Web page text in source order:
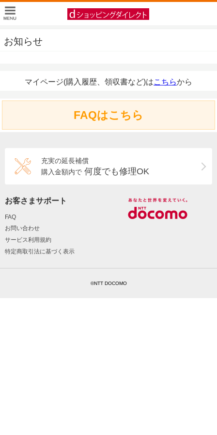
お知らせ
マイページ(購入履歴、領収書など)はこちらから
FAQはこちら
充実の延長補償
購入金額内で 何度でも修理OK
お客さまサポート
FAQ
お問い合わせ
サービス利用規約
特定商取引法に基づく表示
©NTT DOCOMO